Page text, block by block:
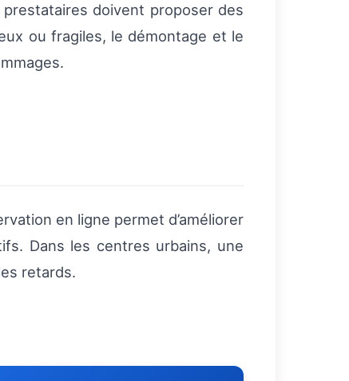
prestataires doivent proposer des
ou fragiles, le démontage et le
en ligne permet d’améliorer
Dans les centres urbains, une
retards.